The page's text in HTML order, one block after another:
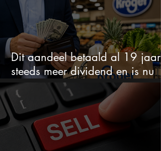
Dit aandeel betaald al 19 jaar
steeds meer dividend en is nu
goedkoop